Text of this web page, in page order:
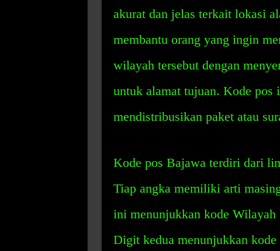
akurat dan jelas terkait lokasi
membantu orang yang ingin
wilayah tersebut dengan
untuk alamat tujuan. Kode pos
mendistribusikan paket atau
Kode pos Bajawa terdiri dari
Tiap angka memiliki arti
ini menunjukkan kode Wilayah
Digit kedua menunjukkan